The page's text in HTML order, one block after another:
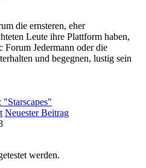
die ernsteren, eher
Leute ihre Plattform haben,
Jedermann oder die
und begegnen, lustig sein
"Starscapes"
Neuester Beitrag
werden.